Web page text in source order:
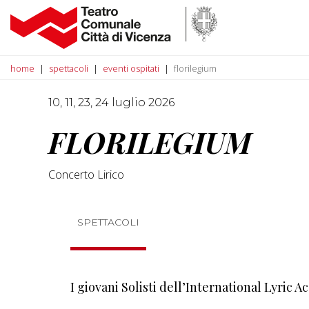
home spettacoli eventi ospitati florilegium
10, 11, 23, 24 luglio 2026
FLORILEGIUM
Concerto Lirico
SPETTACOLI
I giovani Solisti dell’International Lyric